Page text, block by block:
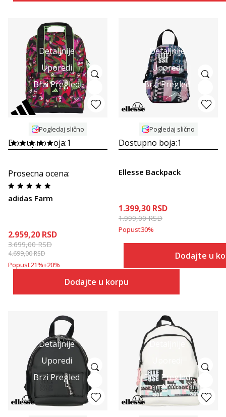
Detaljnije
Uporedi
Brzi Pregled
Pogledaj slično
Dostupno boja:1
Prosecna ocena:
adidas Farm
2.959,20 RSD
3.699,00RSD
4.699,00RSD
Popust21%+20%
Dodajte u korpu
Detaljnije
Uporedi
Brzi Pregled
Pogledaj slično
Dostupno boja:1
Ellesse Backpack
1.399,30 RSD
1.999,00RSD
Popust30%
Dodajte u
Detaljnije
Uporedi
Brzi Pregled
Detaljnije
Brzi Pregled